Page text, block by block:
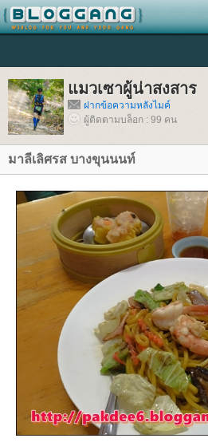
มวเซาผู้น่าสงสาร
ฝากข้อความหลังไมค์
ผู้ติดตามบล็อก : 99 คน
มาลีเลิศรส บางขุนนนท์